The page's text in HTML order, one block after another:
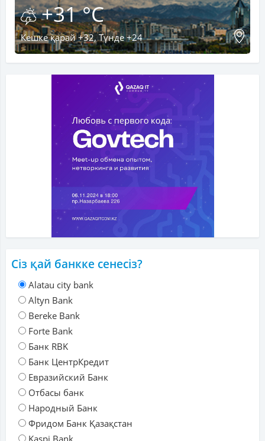
+31 °C
Кешке қарай +32, Түнде +24
Сіз қай банкке сенесіз?
Alatau city bank
Altyn Bank
Bereke Bank
Forte Bank
Банк RBK
Банк ЦентрКредит
Евразийский Банк
Отбасы банк
Народный Банк
Фридом Банк Қазақстан